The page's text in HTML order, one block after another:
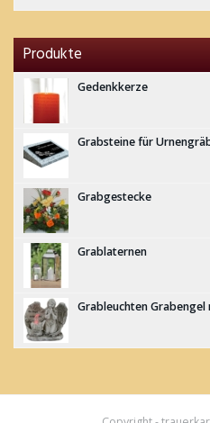
Produkte
Gedenkkerze
Grabsteine für
Grabgestecke
Grablaternen
Grableuchten Grabengel